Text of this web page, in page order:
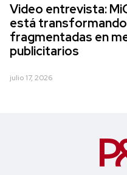
Video entrevista:
está transformando
fragmentadas en
publicitarios
julio 17, 2026